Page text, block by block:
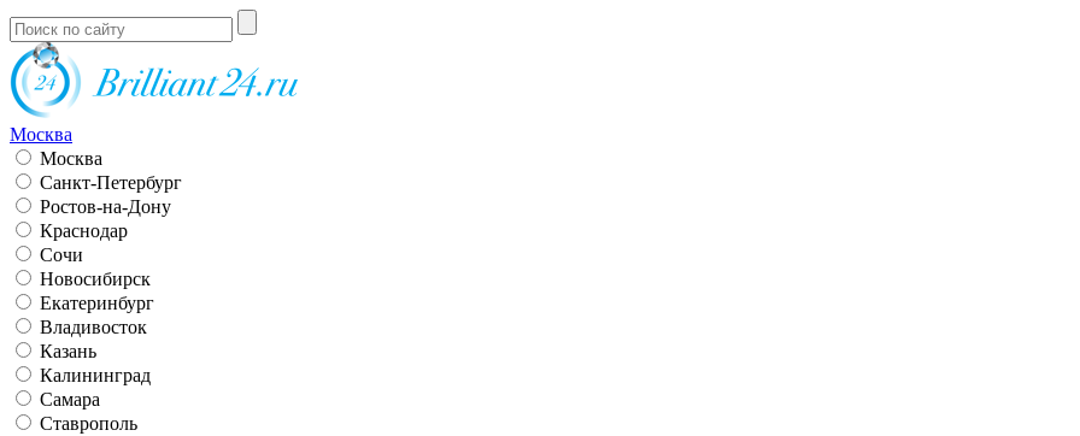
Москва
Москва
Санкт-Петербург
Ростов-на-Дону
Краснодар
Сочи
Новосибирск
Екатеринбург
Владивосток
Казань
Калининград
Самара
Ставрополь